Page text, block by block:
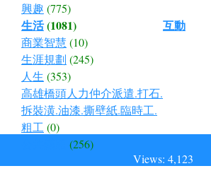
興趣 (775)
生活(1081)
商業智慧 (10)
生涯規劃 (245)
人生 (353)
高雄橋頭人力仲介派遣.打石.
拆裝潢.油漆.撕壁紙.臨時工.
粗工(0)
(256)
互動
Views: 4,123